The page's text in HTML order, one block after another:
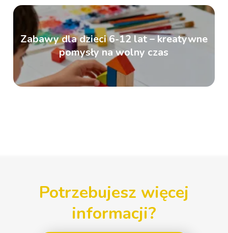
Zabawy dla dzieci 6-12 lat – kreatywne
pomysły na wolny czas
Potrzebujesz więcej
informacji?